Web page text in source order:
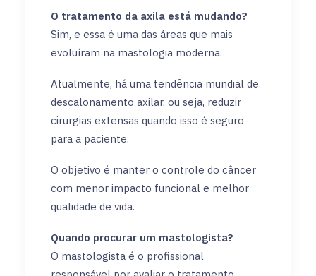
O tratamento da axila está mudando?
Sim, e essa é uma das áreas que mais
evoluíram na mastologia moderna.
Atualmente, há uma tendência mundial de
descalonamento axilar, ou seja, reduzir
cirurgias extensas quando isso é seguro
para a paciente.
O objetivo é manter o controle do câncer
com menor impacto funcional e melhor
qualidade de vida.
Quando procurar um mastologista?
O mastologista é o profissional